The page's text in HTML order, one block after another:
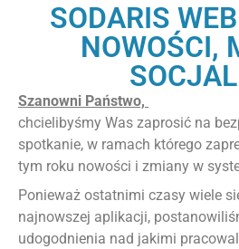
SODARIS
NOWOŚCI,
Szanowni Państwo,
chcielibyśmy Was zaprosić na
spotkanie, w ramach którego
tym roku nowości i zmiany w
Ponieważ ostatnimi czasy wiele
najnowszej aplikacji,
udogodnienia nad jakimi